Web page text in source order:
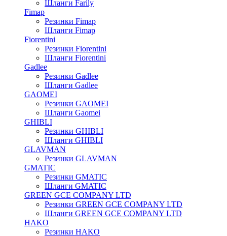
Шланги Farily
Fimap
Резинки Fimap
Шланги Fimap
Fiorentini
Резинки Fiorentini
Шланги Fiorentini
Gadlee
Резинки Gadlee
Шланги Gadlee
GAOMEI
Резинки GAOMEI
Шланги Gaomei
GHIBLI
Резинки GHIBLI
Шланги GHIBLI
GLAVMAN
Резинки GLAVMAN
GMATIC
Резинки GMATIC
Шланги GMATIC
GREEN GCE COMPANY LTD
Резинки GREEN GCE COMPANY LTD
Шланги GREEN GCE COMPANY LTD
HAKO
Резинки HAKO